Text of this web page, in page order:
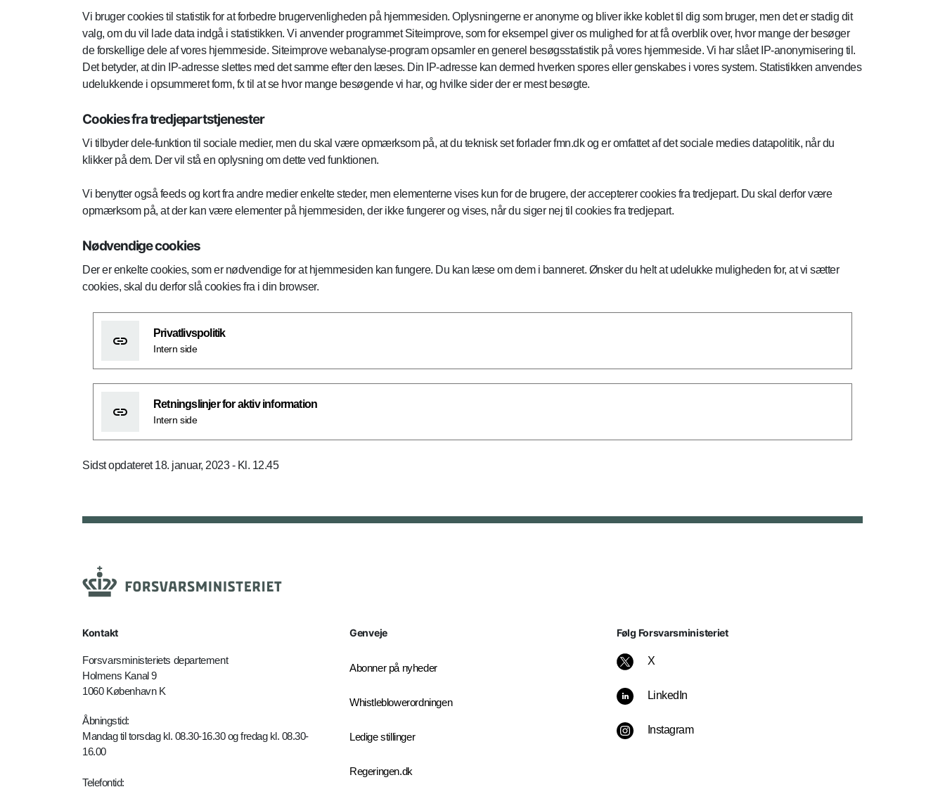
Vi bruger cookies til statistik for at forbedre brugervenligheden på hjemmesiden. Oplysningerne er anonyme og bliver ikke koblet til dig som bruger, men det er stadig dit
valg, om du vil lade data indgå i statistikken. Vi anvender programmet Siteimprove, som for eksempel giver os mulighed for at få overblik over, hvor mange der besøger
de forskellige dele af vores hjemmeside. Siteimprove webanalyse-program opsamler en generel besøgsstatistik på vores hjemmeside. Vi har slået IP-anonymisering til.
Det betyder, at din IP-adresse slettes med det samme efter den læses. Din IP-adresse kan dermed hverken spores eller genskabes i vores system. Statistikken anvendes
udelukkende i opsummeret form, fx til at se hvor mange besøgende vi har, og hvilke sider der er mest besøgte.
Cookies fra tredjepartstjenester
Vi tilbyder dele-funktion til sociale medier, men du skal være opmærksom på, at du teknisk set forlader fmn.dk og er omfattet af det sociale medies datapolitik, når du
klikker på dem. Der vil stå en oplysning om dette ved funktionen.
Vi benytter også feeds og kort fra andre medier enkelte steder, men elementerne vises kun for de brugere, der accepterer cookies fra tredjepart. Du skal derfor være
opmærksom på, at der kan være elementer på hjemmesiden, der ikke fungerer og vises, når du siger nej til cookies fra tredjepart.
Nødvendige cookies
Der er enkelte cookies, som er nødvendige for at hjemmesiden kan fungere. Du kan læse om dem i banneret. Ønsker du helt at udelukke muligheden for, at vi sætter
cookies, skal du derfor slå cookies fra i din browser.
Privatlivspolitik
Intern side
Retningslinjer for aktiv information
Intern side
Sidst opdateret 18. januar, 2023 - Kl. 12.45
Kontakt
Forsvarsministeriets departement
Holmens Kanal 9
1060 København K
Åbningstid:
Mandag til torsdag kl. 08.30-16.30 og fredag kl. 08.30-
16.00
Telefontid:
Genveje
Abonner på nyheder
Whistleblowerordningen
Ledige stillinger
Regeringen.dk
Følg Forsvarsministeriet
X
LinkedIn
Instagram